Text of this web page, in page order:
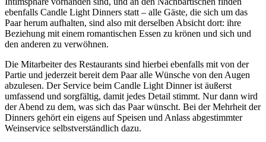
ebenfalls Candle Light Dinners statt – alle Gäste, die sich um das
Paar herum aufhalten, sind also mit derselben Absicht dort: ihre
Beziehung mit einem romantischen Essen zu krönen und sich und
den anderen zu verwöhnen.
Die Mitarbeiter des Restaurants sind hierbei ebenfalls mit von der
Partie und jederzeit bereit dem Paar alle Wünsche von den Augen
abzulesen. Der Service beim Candle Light Dinner ist äußerst
umfassend und sorgfältig, damit jedes Detail stimmt. Nur dann wird
der Abend zu dem, was sich das Paar wünscht. Bei der Mehrheit der
Dinners gehört ein eigens auf Speisen und Anlass abgestimmter
Weinservice selbstverständlich dazu.